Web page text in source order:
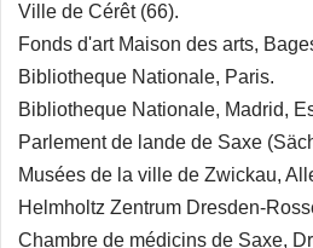
Ville de Cérêt (66).
Fonds d'art Maison des arts,
Bibliotheque Nationale, Paris.
Bibliotheque Nationale, Madrid,
Parlement de lande de Saxe
Musées de la ville de Zwickau,
Helmholtz Zentrum Dresden-
Chambre de médicins de Saxe,